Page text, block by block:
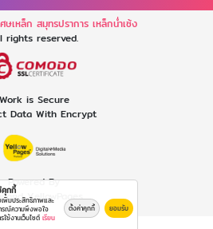
ษเหล็ก สมุทรปราการ เหล็กน่ำเซ้ง
rights reserved.
Work is Secure
Data With Encrypt
Powered By
YellowPages
คุกกี้
เพิ่มประสิทธิภาพและ
รณ์ความพึงพอใจ
ใช้งานเว็บไซต์ เรียน
ตั้งค่าคุกกี้ ยอมรับ